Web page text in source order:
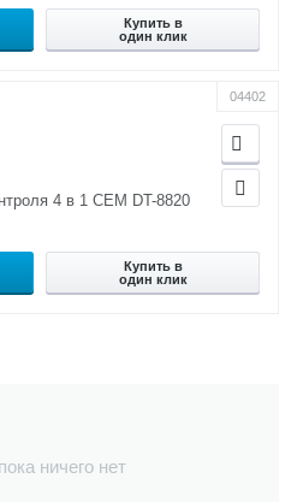
Купить в
один клик
04402
4 в 1 CEM DT-8820
Купить в
один клик
ничего нет